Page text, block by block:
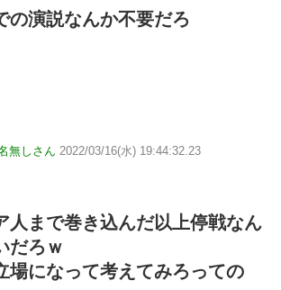
の演説なんか不要だろ
無しさん 2022/03/16(水) 19:44:32.23
人まで巻き込んだ以上停戦なん
だろｗ
場になって考えてみろっての